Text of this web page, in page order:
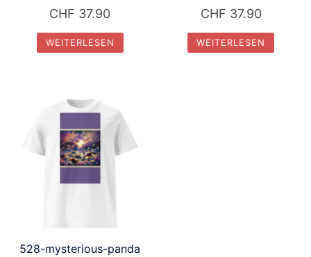
CHF 37.90
WEITERLESEN
CHF 37.90
WEITERLESEN
528-mysterious-panda